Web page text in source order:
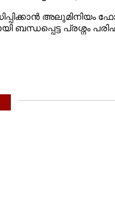
അലുമിനിയം
ബന്ധപ്പെട്ട പ്രശ്നം